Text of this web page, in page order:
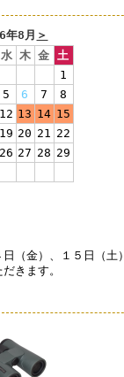
年8月 ＞
水 木 金
土
1
5 6 7
8
12 13 14 15
19 20 21 22
26 27 28 29
（金）、１５日（土）
きます。